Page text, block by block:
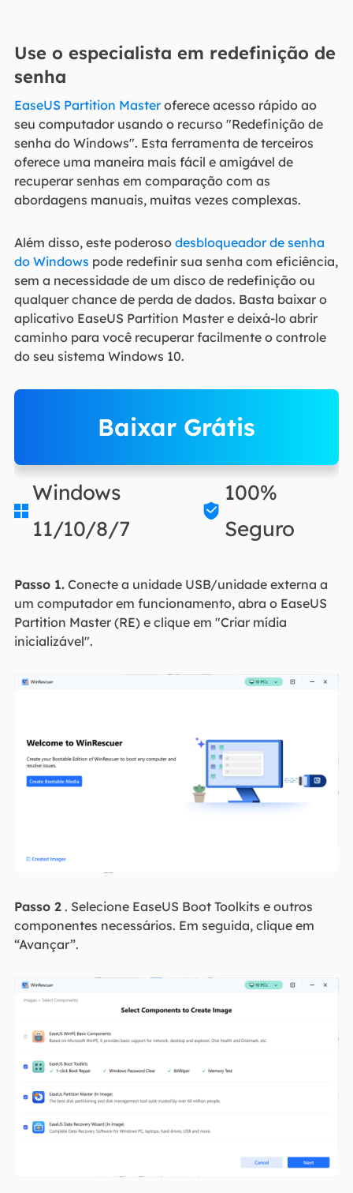
Use o especialista em redefinição de
senha
EaseUS Partition Masteroferece acesso rápido ao
seu computador usando o recurso "Redefinição de
senha do Windows". Esta ferramenta de terceiros
oferece uma maneira mais fácil e amigável de
recuperar senhas em comparação com as
abordagens manuais, muitas vezes complexas.
Além disso, este poderoso desbloqueador de senha
do Windows pode redefinir sua senha com eficiência,
sem a necessidade de um disco de redefinição ou
qualquer chance de perda de dados. Basta baixar o
aplicativo EaseUS Partition Master e deixá-lo abrir
caminho para você recuperar facilmente o controle
do seu sistema Windows 10.
Baixar Grátis

Windows
11/10/8/7

100%
Seguro
Passo 1.Conecte a unidade USB/unidade externa a
um computador em funcionamento, abra o EaseUS
Partition Master (RE) e clique em "Criar mídia
inicializável".
Passo 2. Selecione EaseUS Boot Toolkits e outros
componentes necessários. Em seguida, clique em
“Avançar”.